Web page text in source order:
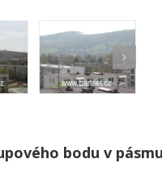
bodu v